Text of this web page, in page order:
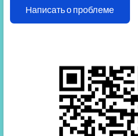
Написать о проблеме